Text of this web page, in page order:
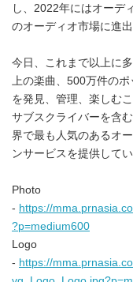
し、2022年にはオーデ
のオーディオ市場に進出
今日、これまで以上に
上の楽曲、500万件の
を発見、管理、楽しむ
サブスクライバーを含
界で最も人気のあるオ
ンサービスを提供してい
Photo
- https://
?p=medium600
Logo
- https://